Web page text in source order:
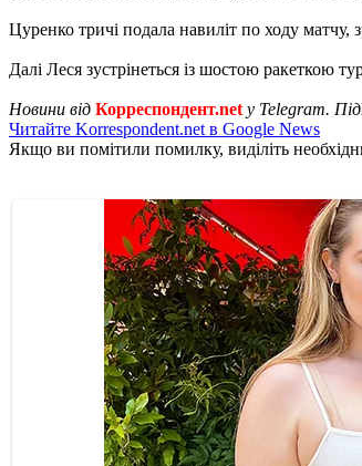
Цуренко тричі подала навиліт по ходу матчу,
Далі Леся зустрінеться із шостою ракеткою
Новини від Корреспондент.net у Telegram.
Читайте Korrespondent.net в Google News
Якщо ви помітили помилку, виділіть